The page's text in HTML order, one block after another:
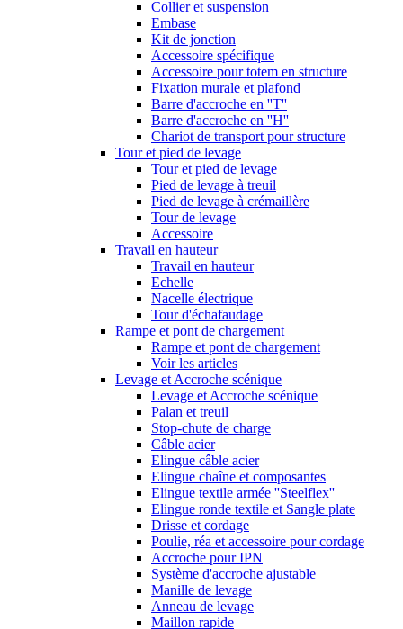
Collier et suspension
Embase
Kit de jonction
Accessoire spécifique
Accessoire pour totem en structure
Fixation murale et plafond
Barre d'accroche en ''T''
Barre d'accroche en ''H''
Chariot de transport pour structure
Tour et pied de levage
Tour et pied de levage
Pied de levage à treuil
Pied de levage à crémaillère
Tour de levage
Accessoire
Travail en hauteur
Travail en hauteur
Echelle
Nacelle électrique
Tour d'échafaudage
Rampe et pont de chargement
Rampe et pont de chargement
Voir les articles
Levage et Accroche scénique
Levage et Accroche scénique
Palan et treuil
Stop-chute de charge
Câble acier
Elingue câble acier
Elingue chaîne et composantes
Elingue textile armée ''Steelflex''
Elingue ronde textile et Sangle plate
Drisse et cordage
Poulie, réa et accessoire pour cordage
Accroche pour IPN
Système d'accroche ajustable
Manille de levage
Anneau de levage
Maillon rapide